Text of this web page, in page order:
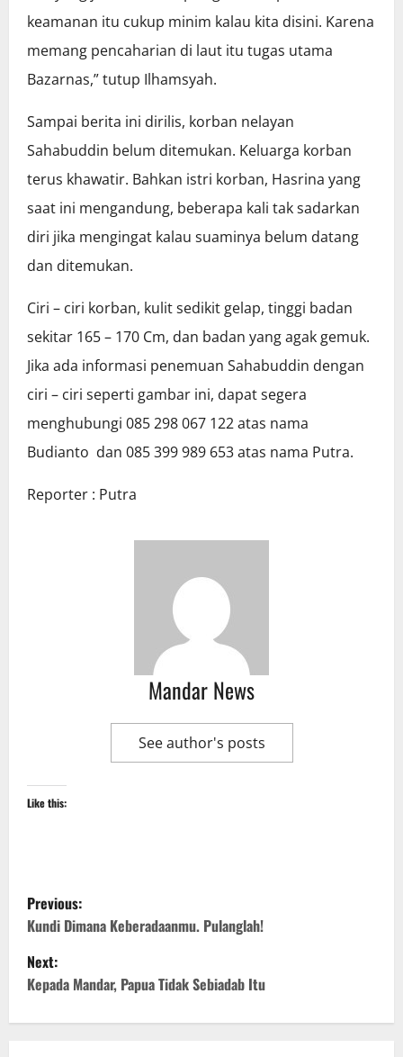
keamanan itu cukup minim kalau kita disini. Karena
memang pencaharian di laut itu tugas utama
Bazarnas,” tutup Ilhamsyah.
Sampai berita ini dirilis, korban nelayan
Sahabuddin belum ditemukan. Keluarga korban
terus khawatir. Bahkan istri korban, Hasrina yang
saat ini mengandung, beberapa kali tak sadarkan
diri jika mengingat kalau suaminya belum datang
dan ditemukan.
Ciri – ciri korban, kulit sedikit gelap, tinggi badan
sekitar 165 – 170 Cm, dan badan yang agak gemuk.
Jika ada informasi penemuan Sahabuddin dengan
ciri – ciri seperti gambar ini, dapat segera
menghubungi 085 298 067 122 atas nama
Budianto dan 085 399 989 653 atas nama Putra.
Reporter : Putra
Mandar News
See author's posts
Like this:
P
o
s
Previous:
Kundi Dimana Keberadaanmu. Pulanglah!
Next:
Kepada Mandar, Papua Tidak Sebiadab Itu